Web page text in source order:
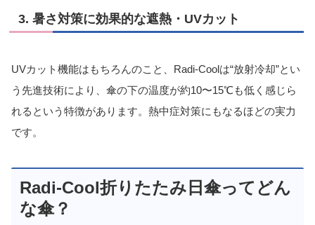
3. 暑さ対策に効果的な遮熱・UVカット
UVカット機能はもちろんのこと、Radi-Coolは“放射冷却”とい
う先進技術により、傘の下の温度が約10〜15℃も低く感じら
れるという特徴があります。熱中症対策にもなるほどの実力
です。
Radi-Cool折りたたみ日傘ってどん
な傘？